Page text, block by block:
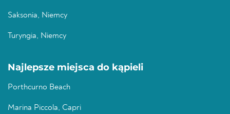
Saksonia, Niemcy
Turyngia, Niemcy
Najlepsze miejsca do kąpieli
Porthcurno Beach
Marina Piccola, Capri